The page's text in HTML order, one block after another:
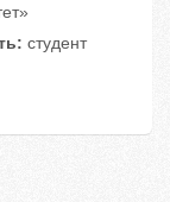
студент